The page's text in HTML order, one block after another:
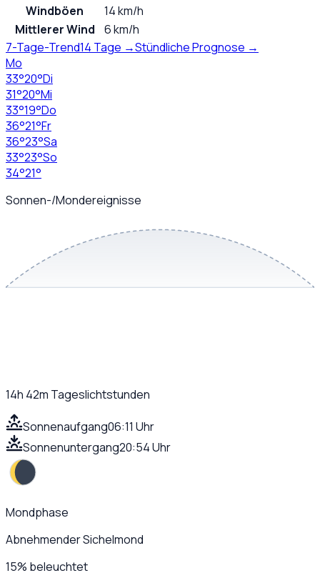
Windböen
14 km/h
Mittlerer Wind
6 km/h
7-Tage-Trend14 Tage →Stündliche Prognose →
Mo
33°20°Di
31°20°Mi
33°19°Do
36°21°Fr
36°23°Sa
33°23°So
34°21°
Sonnen-/Mondereignisse
14h 42m Tageslichtstunden
Sonnenaufgang06:11 Uhr
Sonnenuntergang20:54 Uhr
Mondphase
Abnehmender Sichelmond
15% beleuchtet